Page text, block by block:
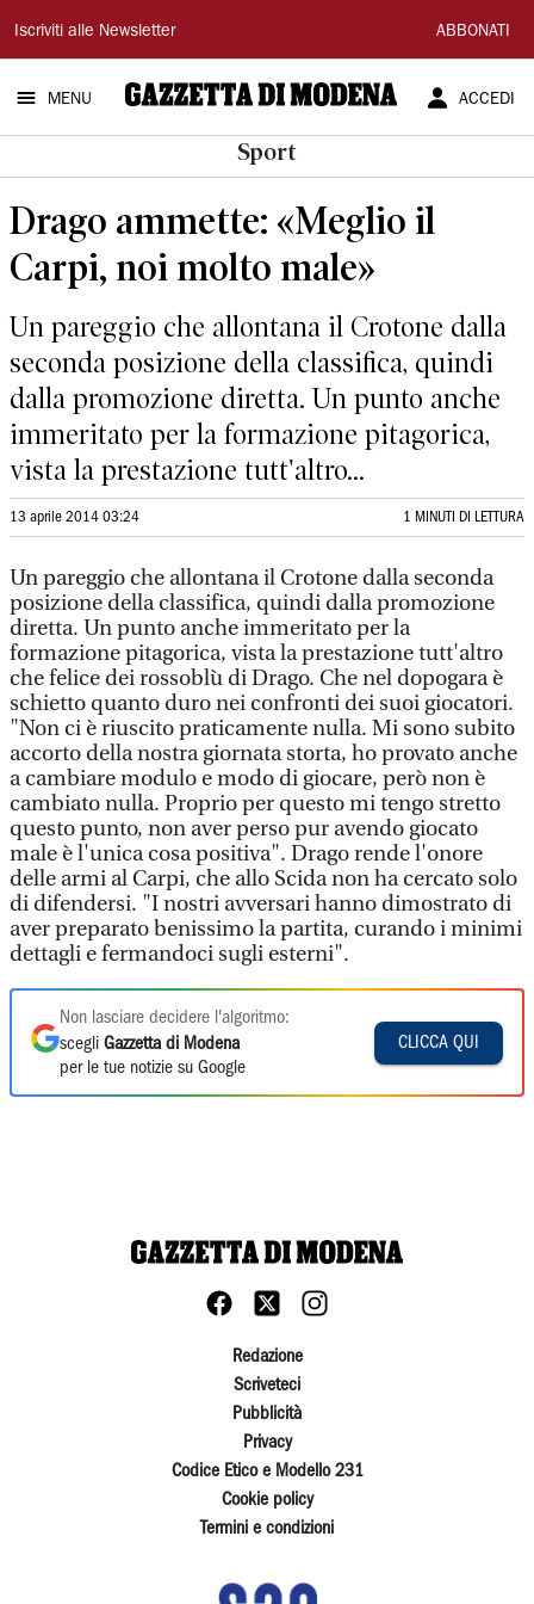
Gazzetta
di
Modena
Iscriviti alle Newsletter ABBONATI
MENU ACCEDI
Sport
Drago ammette: «Meglio il
Carpi, noi molto male»
Un pareggio che allontana il Crotone dalla
seconda posizione della classifica, quindi
dalla promozione diretta. Un punto anche
immeritato per la formazione pitagorica,
vista la prestazione tutt'altro...
13 aprile 2014 03:24 1 MINUTI DI LETTURA
Un pareggio che allontana il Crotone dalla seconda
posizione della classifica, quindi dalla promozione
diretta. Un punto anche immeritato per la
formazione pitagorica, vista la prestazione tutt'altro
che felice dei rossoblù di Drago. Che nel dopogara è
schietto quanto duro nei confronti dei suoi giocatori.
"Non ci è riuscito praticamente nulla. Mi sono subito
accorto della nostra giornata storta, ho provato anche
a cambiare modulo e modo di giocare, però non è
cambiato nulla. Proprio per questo mi tengo stretto
questo punto, non aver perso pur avendo giocato
male è l'unica cosa positiva". Drago rende l'onore
delle armi al Carpi, che allo Scida non ha cercato solo
di difendersi. "I nostri avversari hanno dimostrato di
aver preparato benissimo la partita, curando i minimi
dettagli e fermandoci sugli esterni".
Non lasciare decidere l'algoritmo:
scegli Gazzetta di Modena
per le tue notizie su Google
CLICCA QUI
Redazione
Scriveteci
Pubblicità
Privacy
Codice Etico e Modello 231
Cookie policy
Termini e condizioni